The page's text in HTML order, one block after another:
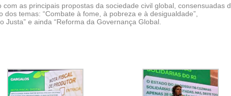
as principais propostas da sociedade civil global, consensuadas
temas: “Combate à fome, à pobreza e à desigualdade”,
e ainda “Reforma da Governança Global.